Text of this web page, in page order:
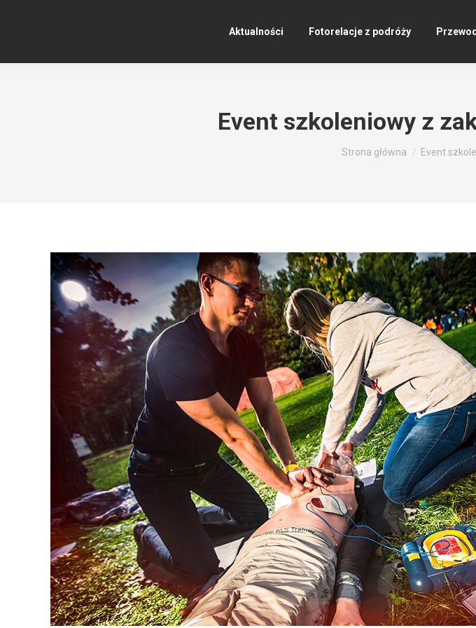
Aktualności Fotorelacje z podróży
Event szkoleniowy z
Jesteś tutaj:
Strona główna Event